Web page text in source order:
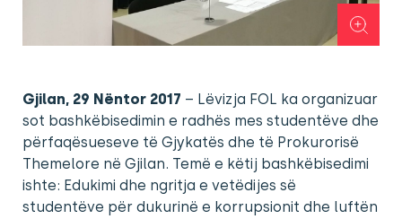
Gjilan, 29 Nëntor 2017 – Lëvizja FOL ka organizuar
sot bashkëbisedimin e radhës mes studentëve dhe
përfaqësueseve të Gjykatës dhe të Prokurorisë
Themelore në Gjilan. Temë e këtij bashkëbisedimi
ishte: Edukimi dhe ngritja e vetëdijes së
studentëve për dukurinë e korrupsionit dhe luftën